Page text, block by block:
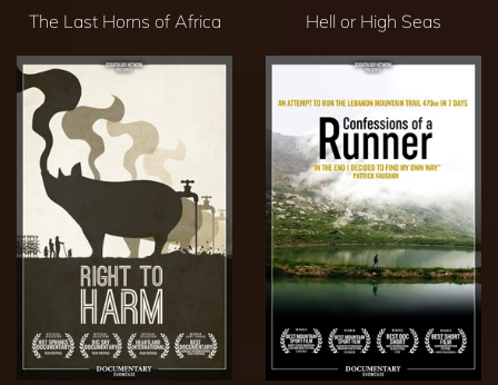
The Last Horns of Africa Hell or High Seas